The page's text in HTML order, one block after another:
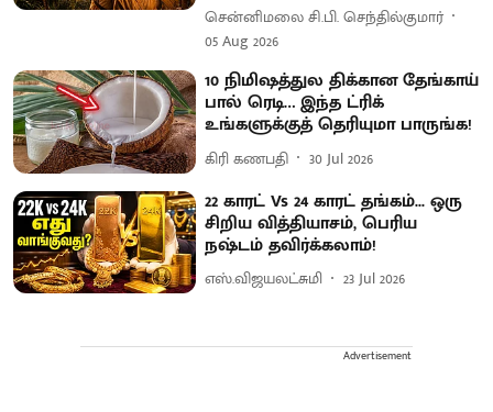
சென்னிமலை சி.பி. செந்தில்குமார்
05 Aug 2026
10 நிமிஷத்துல திக்கான தேங்காய்
பால் ரெடி… இந்த ட்ரிக்
உங்களுக்குத் தெரியுமா பாருங்க!
கிரி கணபதி 30 Jul 2026
22 காரட் Vs 24 காரட் தங்கம்... ஒரு
சிறிய வித்தியாசம், பெரிய
நஷ்டம் தவிர்க்கலாம்!
எஸ்.விஜயலட்சுமி 23 Jul 2026
Advertisement